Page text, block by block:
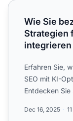
Wie Sie bezahlte
Wie Sie
Strategien
integrieren
Erfahren Sie,
SEO mit KI-
Entdecken
Dec 16, 2025